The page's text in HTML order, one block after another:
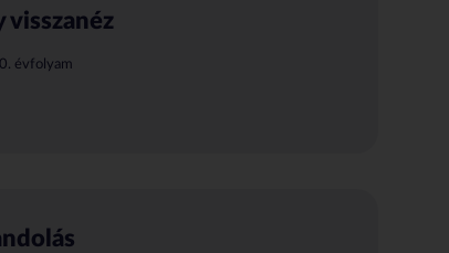
visszanéz
évfolyam